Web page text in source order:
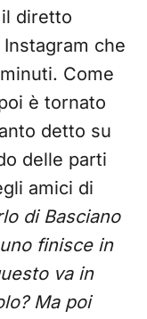
il diretto
che
Come
è tornato
detto su
delle parti
amici di
di Basciano
finisce in
va in
Ma poi